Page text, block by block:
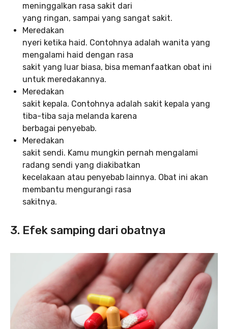
meninggalkan rasa sakit dari
yang ringan, sampai yang sangat sakit.
Meredakan
nyeri ketika haid. Contohnya adalah wanita yang
mengalami haid dengan rasa
sakit yang luar biasa, bisa memanfaatkan obat ini
untuk meredakannya.
Meredakan
sakit kepala. Contohnya adalah sakit kepala yang
tiba-tiba saja melanda karena
berbagai penyebab.
Meredakan
sakit sendi. Kamu mungkin pernah mengalami
radang sendi yang diakibatkan
kecelakaan atau penyebab lainnya. Obat ini akan
membantu mengurangi rasa
sakitnya.
3. Efek samping dari obatnya